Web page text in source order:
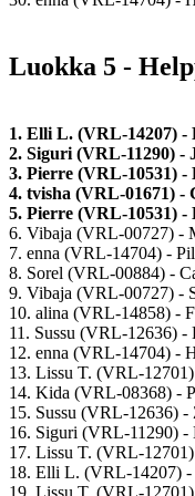
Luokka 5 -
1. Elli L. (VRL-14207) -
2. Siguri (VRL-11290) -
3. Pierre (VRL-10531) -
4. tvisha (VRL-01671) -
5. Pierre (VRL-10531) -
6. Vibaja (VRL-00727) -
7. enna (VRL-14704) -
8. Sorel (VRL-00884) -
9. Vibaja (VRL-00727) -
10. alina (VRL-14858) -
11. Sussu (VRL-12636)
12. enna (VRL-14704) -
13. Lissu T. (VRL-
14. Kida (VRL-08368) -
15. Sussu (VRL-12636) -
16. Siguri (VRL-11290)
17. Lissu T. (VRL-
18. Elli L. (VRL-14207)
19. Lissu T. (VRL-